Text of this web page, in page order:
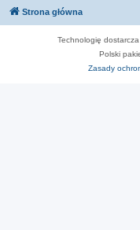
Strona główna
Technologię dostarcza
Polski
Zasady